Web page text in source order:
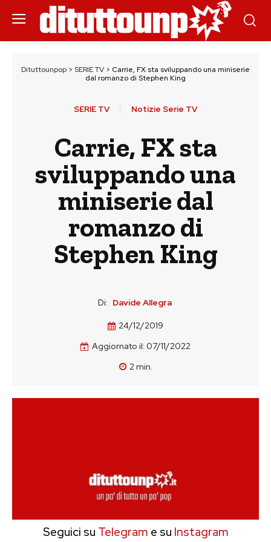
Dituttounpop > SERIE TV > Carrie, FX sta sviluppando una miniserie
dal romanzo di Stephen King
SERIE TV Notizie Serie TV
Carrie, FX sta
sviluppando una
miniserie dal
romanzo di
Stephen King
Di: Davide Allegra
24/12/2019
Aggiornato il: 07/11/2022
2min.
Seguici su Telegram e su Instagram